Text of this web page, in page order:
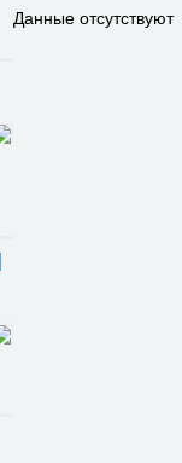
Данные отсутствуют